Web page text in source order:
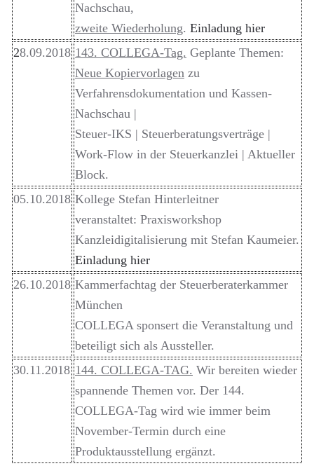
Nachschau,
zweite Wiederholung. Einladung hier
28.09.2018 143. COLLEGA-Tag. Geplante Themen:
Neue Kopiervorlagen zu
Verfahrensdokumentation und Kassen-
Nachschau |
Steuer-IKS | Steuerberatungsverträge |
Work-Flow in der Steuerkanzlei | Aktueller
Block.
05.10.2018 Kollege Stefan Hinterleitner
veranstaltet: Praxisworkshop
Kanzleidigitalisierung mit Stefan Kaumeier.
Einladung hier
26.10.2018 Kammerfachtag der Steuerberaterkammer
München
COLLEGA sponsert die Veranstaltung und
beteiligt sich als Aussteller.
30.11.2018 144. COLLEGA-TAG. Wir bereiten wieder
spannende Themen vor. Der 144.
COLLEGA-Tag wird wie immer beim
November-Termin durch eine
Produktausstellung ergänzt.